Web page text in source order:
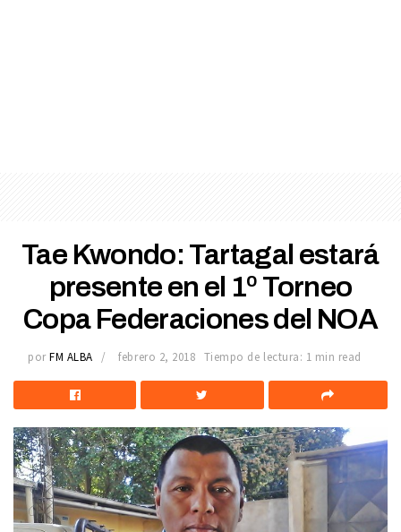
Tae Kwondo: Tartagal estará
presente en el 1º Torneo
Copa Federaciones del NOA
por FM ALBA febrero 2, 2018 Tiempo de lectura: 1 min read